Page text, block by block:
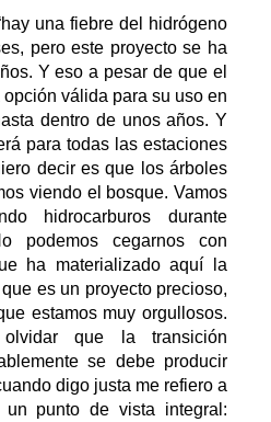
una fiebre del hidrógeno
pero este proyecto se ha
Y eso a pesar de que el
válida para su uso en
dentro de unos años. Y
para todas las estaciones
decir es que los árboles
viendo el bosque. Vamos
hidrocarburos durante
podemos cegarnos con
ha materializado aquí la
es un proyecto precioso,
estamos muy orgullosos.
que la transición
se debe producir
digo justa me refiero a
punto de vista integral: